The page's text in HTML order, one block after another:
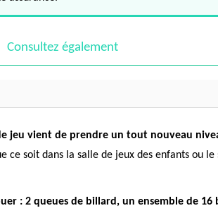
Consultez également
jeu vient de prendre un tout nouveau
soit dans la salle de jeux des enfants ou le
: 2 queues de billard, un ensemble de 16